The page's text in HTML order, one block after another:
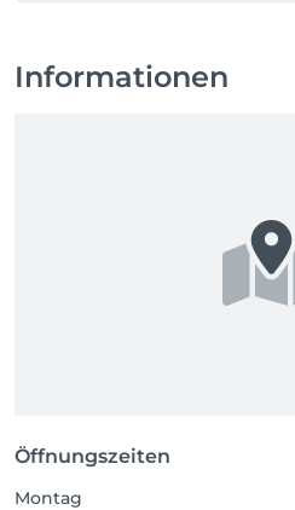
Informationen
Öffnungszeiten
Montag